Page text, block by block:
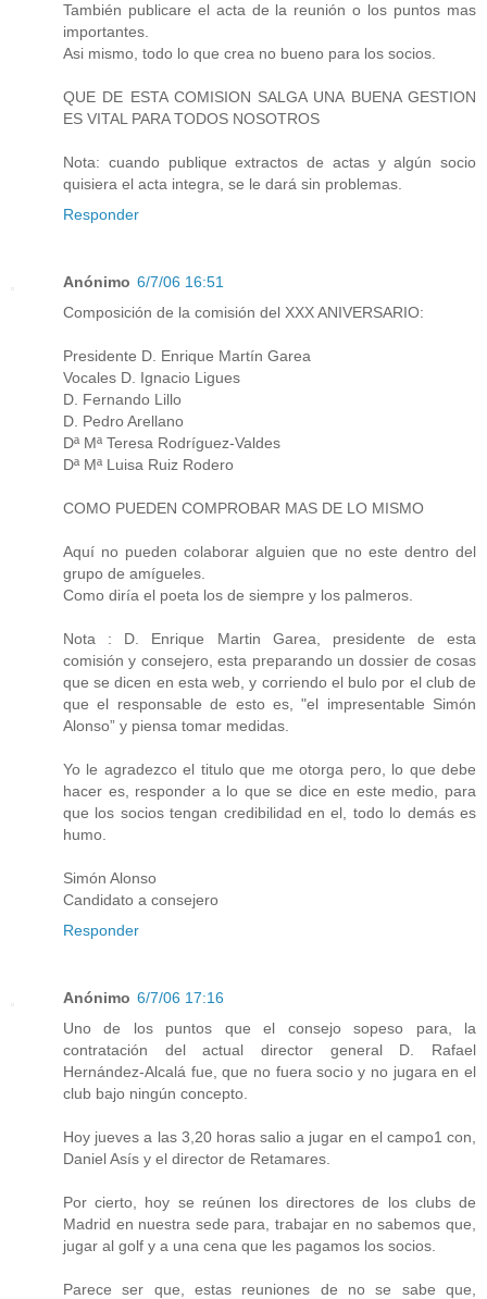
También publicare el acta de la reunión o los puntos mas
importantes.
Asi mismo, todo lo que crea no bueno para los socios.
QUE DE ESTA COMISION SALGA UNA BUENA GESTION
ES VITAL PARA TODOS NOSOTROS
Nota: cuando publique extractos de actas y algún socio
quisiera el acta integra, se le dará sin problemas.
Responder
Anónimo 6/7/06 16:51
Composición de la comisión del XXX ANIVERSARIO:
Presidente D. Enrique Martín Garea
Vocales D. Ignacio Ligues
D. Fernando Lillo
D. Pedro Arellano
Dª Mª Teresa Rodríguez-Valdes
Dª Mª Luisa Ruiz Rodero
COMO PUEDEN COMPROBAR MAS DE LO MISMO
Aquí no pueden colaborar alguien que no este dentro del
grupo de amígueles.
Como diría el poeta los de siempre y los palmeros.
Nota : D. Enrique Martin Garea, presidente de esta
comisión y consejero, esta preparando un dossier de cosas
que se dicen en esta web, y corriendo el bulo por el club de
que el responsable de esto es, "el impresentable Simón
Alonso” y piensa tomar medidas.
Yo le agradezco el titulo que me otorga pero, lo que debe
hacer es, responder a lo que se dice en este medio, para
que los socios tengan credibilidad en el, todo lo demás es
humo.
Simón Alonso
Candidato a consejero
Responder
Anónimo 6/7/06 17:16
Uno de los puntos que el consejo sopeso para, la
contratación del actual director general D. Rafael
Hernández-Alcalá fue, que no fuera socio y no jugara en el
club bajo ningún concepto.
Hoy jueves a las 3,20 horas salio a jugar en el campo1 con,
Daniel Asís y el director de Retamares.
Por cierto, hoy se reúnen los directores de los clubs de
Madrid en nuestra sede para, trabajar en no sabemos que,
jugar al golf y a una cena que les pagamos los socios.
Parece ser que, estas reuniones de no se sabe que,